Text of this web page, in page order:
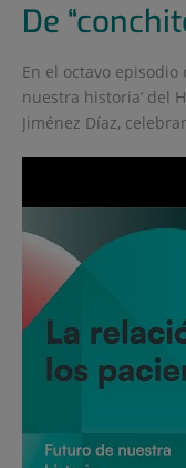
De
En el octavo episodio
nuestra historia’ del
Jiménez Díaz,